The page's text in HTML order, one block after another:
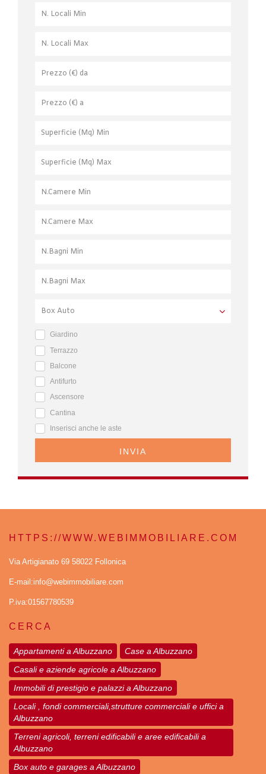
Giardino
Terrazzo
Balcone
Antifurto
Ascensore
Cantina
Inserisci anche le aste
INVIA
HTTPS://WWW.WEBIMMOBILIARE.COM
Via Artigianato 69 58022 Follonica
E-mail:info@webimmobiliare.com
P.iva:01567780539
CERCA
Appartamenti a Albuzzano
Case a Albuzzano
Casali e aziende agricole a Albuzzano
Immobili di prestigio e palazzi a Albuzzano
Locali , fondi commerciali,strutture commerciali e uffici a
Albuzzano
Terreni agricoli, terreni edificabili e aree edificabili a
Albuzzano
Box auto e garages a Albuzzano